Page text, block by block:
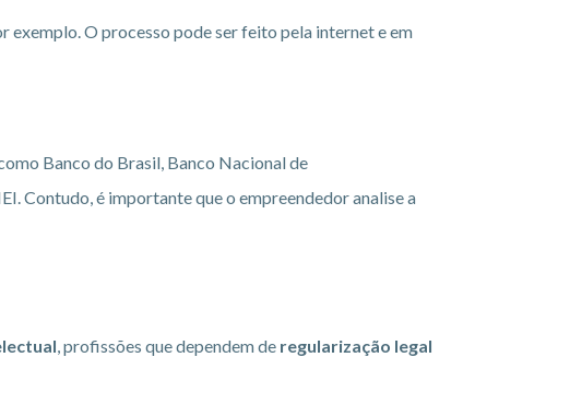
exemplo. O processo pode ser feito pela internet e em
Banco do Brasil, Banco Nacional de
Contudo, é importante que o empreendedor analise a
, profissões que dependem de regularização legal